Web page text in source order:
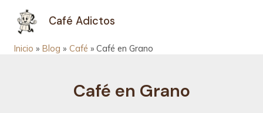
contenido
Café Adictos
Inicio Blog Café Café en Grano
Café en Grano